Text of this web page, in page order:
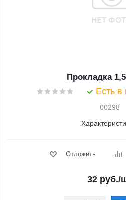
Прокладка
Есть в
00298
Отложить
32 руб./